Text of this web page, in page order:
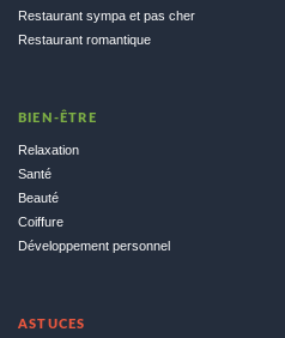
Restaurant sympa et pas cher
Restaurant romantique
BIEN-ÊTRE
Relaxation
Santé
Beauté
Coiffure
Développement personnel
ASTUCES